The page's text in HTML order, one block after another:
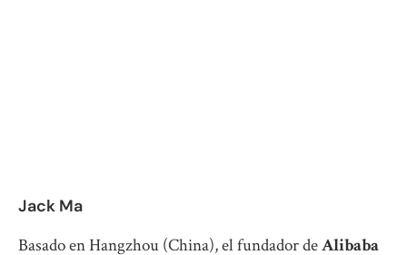
Jack Ma
Basado en Hangzhou (China), el fundador deAlibaba